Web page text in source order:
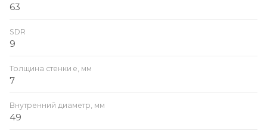
63
SDR
9
Толщина стенки e, мм
7
Внутренний диаметр, мм
49